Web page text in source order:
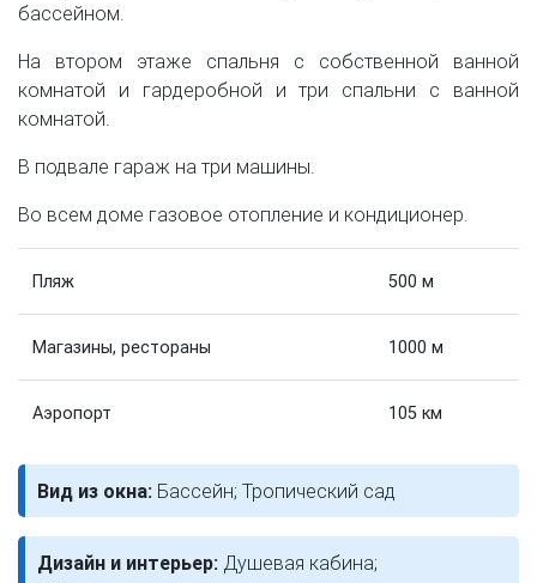
бассейном.
На втором этаже спальня с собственной ванной
комнатой и гардеробной и три спальни с ванной
комнатой.
В подвале гараж на три машины.
Во всем доме газовое отопление и кондиционер.
Пляж 500 м
Магазины, рестораны 1000 м
Аэропорт 105 км
Вид из окна: Бассейн; Тропический сад
Дизайн и интерьер: Душевая кабина;